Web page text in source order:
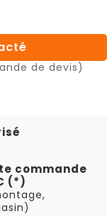
de devis)
commande
(*)